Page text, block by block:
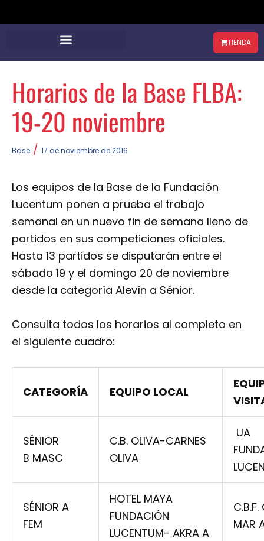
TIENDA
Horarios de la Base FLBA:
19-20 noviembre
Base / 17 de noviembre de 2016
Los equipos de la Base de la Fundación
Lucentum ponen a prueba el trabajo
semanal en un nuevo fin de semana lleno de
partidos en sus competiciones oficiales.
Hasta 13 partidos se disputarán entre el
sábado 19 y el domingo 20 de noviembre
desde la categoría Alevín a Sénior.
Consulta todos los horarios al completo en
el siguiente cuadro:
CATEGORÍA EQUIPO LOCAL
SÉNIOR
B MASC
C.B. OLIVA-CARNES
OLIVA
UA
SÉNIOR A
FEM
HOTEL MAYA
FUNDACIÓN
LUCENTUM- AKRA A
MAR